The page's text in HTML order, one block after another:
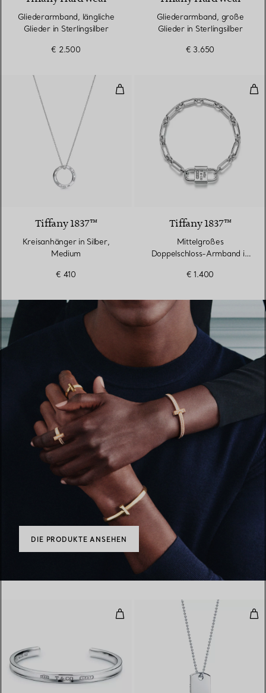
Gliederarmband, längliche
Glieder in Sterlingsilber
€ 2.500
Gliederarmband, große
Glieder in Sterlingsilber
€ 3.650
Kreisanhänger in Silber, Medium
Tiffany 1837™
Kreisanhänger in Silber,
Medium
€ 410
Tiffany 1837™
Mittelgroßes
Doppelschloss-Armband in
€ 1.400
DIE PRODUKTE ANSEHEN
Cuff in Silber, schmal